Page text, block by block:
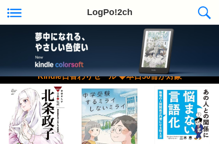
LogPo!2ch
Kindle日替わりセール ◆本日50冊が対象